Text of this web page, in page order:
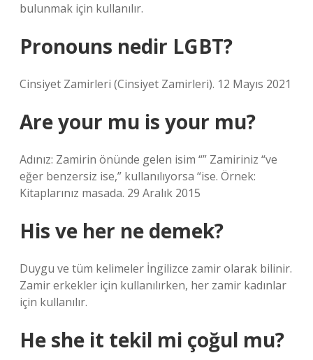
bulunmak için kullanılır.
Pronouns nedir LGBT?
Cinsiyet Zamirleri (Cinsiyet Zamirleri). 12 Mayıs 2021
Are your mu is your mu?
Adınız: Zamirin önünde gelen isim “” Zamiriniz “ve
eğer benzersiz ise,” kullanılıyorsa “ise. Örnek:
Kitaplarınız masada. 29 Aralık 2015
His ve her ne demek?
Duygu ve tüm kelimeler İngilizce zamir olarak bilinir.
Zamir erkekler için kullanılırken, her zamir kadınlar
için kullanılır.
He she it tekil mi çoğul mu?